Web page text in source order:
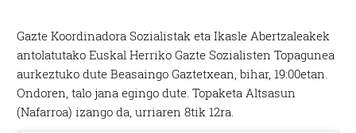
Gazte Koordinadora Sozialistak eta Ikasle Abertzaleakek
antolatutako Euskal Herriko Gazte Sozialisten Topagunea
aurkeztuko dute Beasaingo Gaztetxean, bihar, 19:00etan.
Ondoren, talo jana egingo dute. Topaketa Altsasun
(Nafarroa) izango da, urriaren 8tik 12ra.